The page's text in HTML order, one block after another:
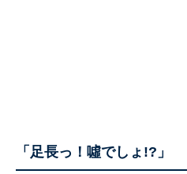
「足長っ！噓でしょ!?」